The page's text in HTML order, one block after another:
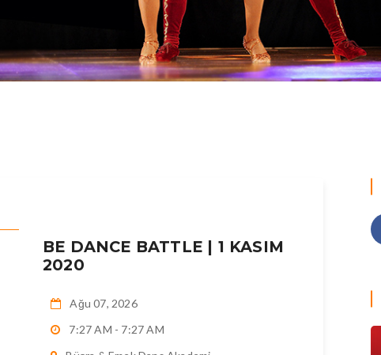
BE DANCE BATTLE | 1 KASIM
2020
Ağu 07, 2026
7:27 AM - 7:27 AM